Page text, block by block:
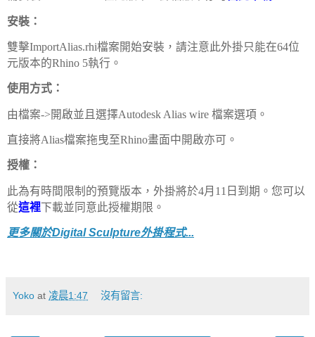
安裝：
雙擊ImportAlias.rhi檔案開始安裝，請注意此外掛只能在64位
元版本的Rhino 5執行。
使用方式：
由檔案->開啟並且選擇Autodesk Alias wire 檔案選項。
直接將Alias檔案拖曳至Rhino畫面中開啟亦可。
授權：
此為有時間限制的預覽版本，外掛將於4月11日到期。您可以
從這裡下載並同意此授權期限。
更多關於Digital Sculpture外掛程式...
Yoko at 凌晨1:47 沒有留言: